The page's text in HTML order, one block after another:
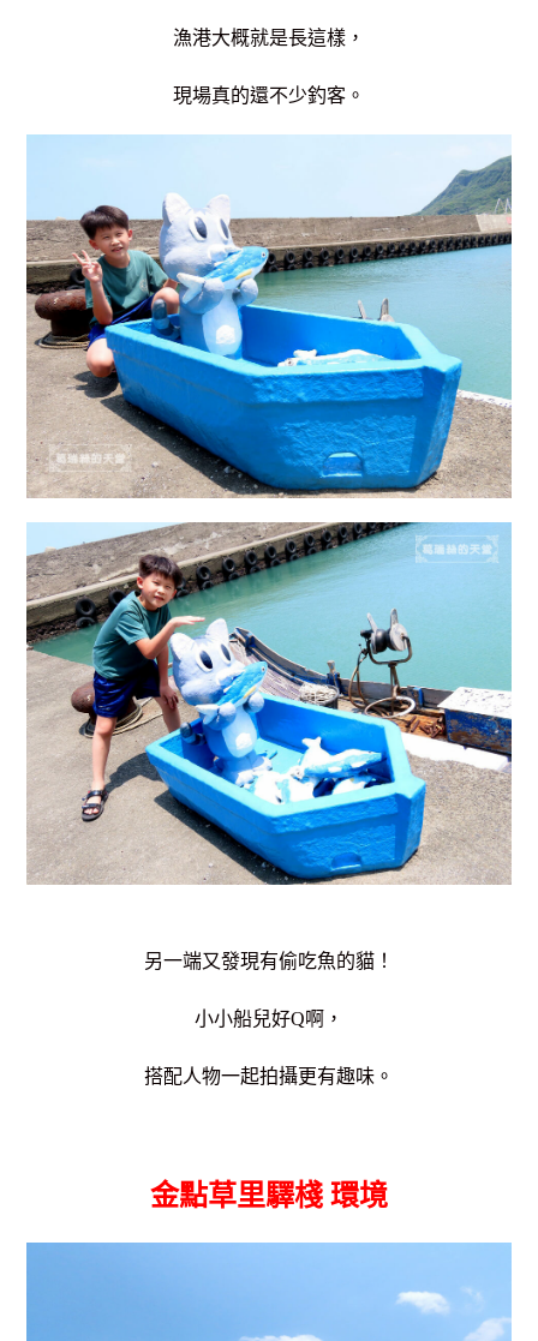
漁港大概就是長這樣，
現場真的還不少釣客。
另一端又發現有偷吃魚的貓！
小小船兒好Q啊，
搭配人物一起拍攝更有趣味。
金點草里驛棧 環境